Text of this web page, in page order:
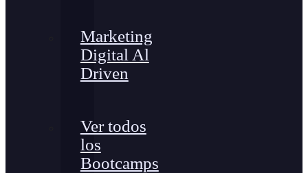
Marketing
Digital Al
Driven
Ver todos
los
Bootcamps